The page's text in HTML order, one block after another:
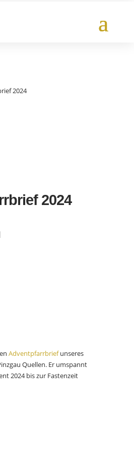
2024
2024
Adventpfarrbriefunseres
Quellen. Er umspannt
2024 bis zur Fastenzeit